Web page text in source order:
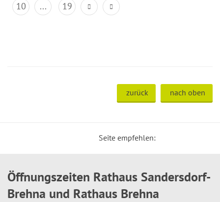
10
... 19
zurück nach oben
Seite empfehlen:
Öffnungszeiten Rathaus Sandersdorf-
Brehna und Rathaus Brehna